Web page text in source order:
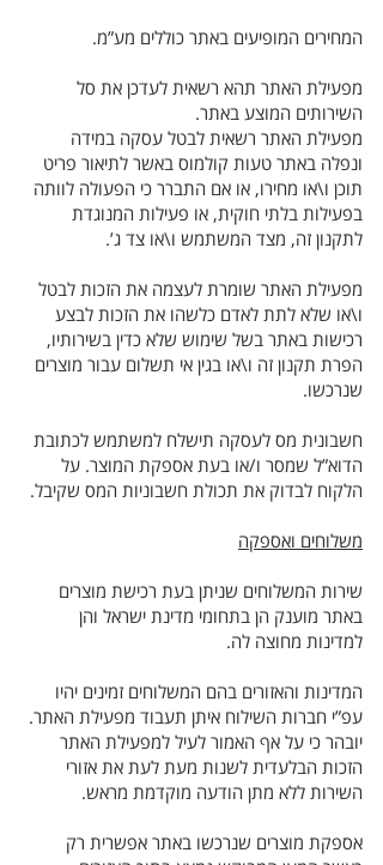
המחירים המופיעים באתר כוללים מע”מ.
מפעילת האתר תהא רשאית לעדכן את סל
השירותים המוצע באתר.
מפעילת האתר רשאית לבטל עסקה במידה
ונפלה באתר טעות קולמוס באשר לתיאור פריט
תוכן ו\או מחירו, או אם התברר כי הפעולה לוותה
בפעילות בלתי חוקית, או פעילות המנוגדת
לתקנון זה, מצד המשתמש ו\או צד ג’.
מפעילת האתר שומרת לעצמה את הזכות לבטל
ו\או שלא לתת לאדם כלשהו את הזכות לבצע
רכישות באתר בשל שימוש שלא כדין בשירותיו,
הפרת תקנון זה ו\או בגין אי תשלום עבור מוצרים
שנרכשו.
חשבונית מס לעסקה תישלח למשתמש לכתובת
הדוא”ל שמסר ו/או בעת אספקת המוצר. על
הלקוח לבדוק את תכולת חשבוניות המס שקיבל.
משלוחים ואספקה
שירות המשלוחים שניתן בעת רכישת מוצרים
באתר מוענק הן בתחומי מדינת ישראל והן
למדינות מחוצה לה.
המדינות והאזורים בהם המשלוחים זמינים יהיו
עפ”י חברות השילוח איתן תעבוד מפעילת האתר.
יובהר כי על אף האמור לעיל למפעילת האתר
הזכות הבלעדית לשנות מעת לעת את אזורי
השירות ללא מתן הודעה מוקדמת מראש.
אספקת מוצרים שנרכשו באתר אפשרית רק